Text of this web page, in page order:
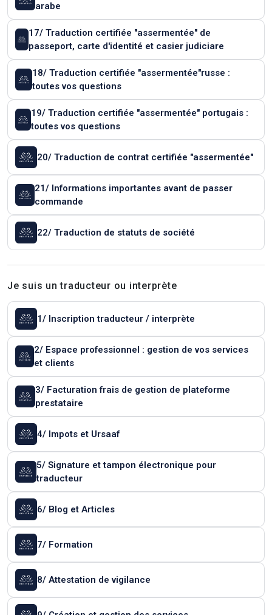
arabe
17/ Traduction certifiée "assermentée" de
passeport, carte d'identité et casier judiciare
18/ Traduction certifiée "assermentée"russe :
toutes vos questions
19/ Traduction certifiée "assermentée" portugais :
toutes vos questions
20/ Traduction de contrat certifiée "assermentée"
21/ Informations importantes avant de passer
commande
22/ Traduction de statuts de société
Je suis un traducteur ou interprète
1/ Inscription traducteur / interprète
2/ Espace professionnel : gestion de vos services
et clients
3/ Facturation frais de gestion de plateforme
prestataire
4/ Impots et Ursaaf
5/ Signature et tampon électronique pour
traducteur
6/ Blog et Articles
7/ Formation
8/ Attestation de vigilance